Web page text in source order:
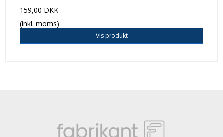
159,00 DKK
(inkl. moms)
Vis produkt